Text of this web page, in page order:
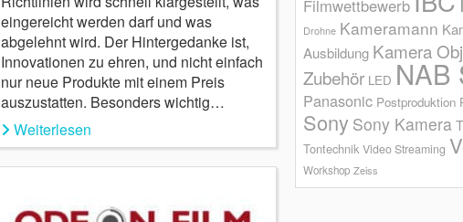
eingereicht werden darf und was
abgelehnt wird. Der Hintergedanke ist,
Innovationen zu ehren, und nicht einfach
nur neue Produkte mit einem Preis
auszustatten. Besonders wichtig…
Weiterlesen
Filmwettbewerb
Drohne Kameramann
Ausbildung Kamera
Zubehör LED NAB
Panasonic Postproduktion
Sony Sony Kamera
Tontechnik Video Streaming
Workshop Zeiss